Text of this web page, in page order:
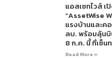
แอสเซทไวส์
“AssetWise
แรงบ้านและค
ลบ. พร้อมลุ้นบิ
8 ก.ค. นี้ ที่เซ็น
Read More »